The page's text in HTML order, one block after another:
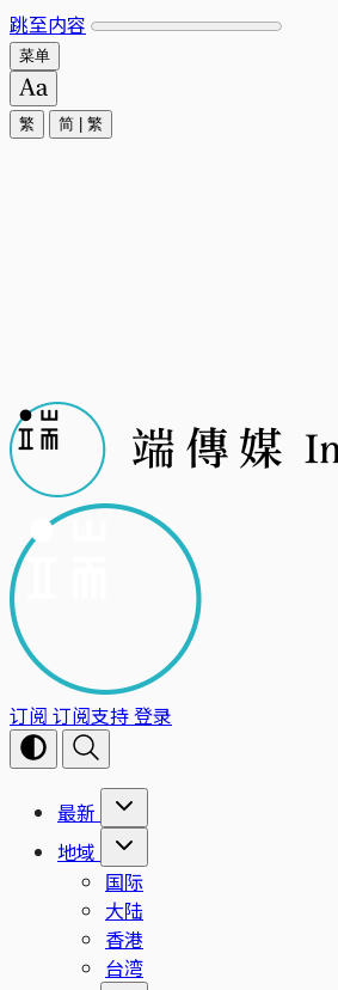
跳至内容
菜单
繁 简 繁
订阅 订阅支持登录
最新
地域
国际
大陆
香港
台湾